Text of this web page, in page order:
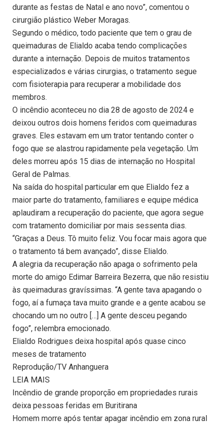
durante as festas de Natal e ano novo”, comentou o
cirurgião plástico Weber Moragas.
Segundo o médico, todo paciente que tem o grau de
queimaduras de Elialdo acaba tendo complicações
durante a internação. Depois de muitos tratamentos
especializados e várias cirurgias, o tratamento segue
com fisioterapia para recuperar a mobilidade dos
membros.
O incêndio aconteceu no dia 28 de agosto de 2024 e
deixou outros dois homens feridos com queimaduras
graves. Eles estavam em um trator tentando conter o
fogo que se alastrou rapidamente pela vegetação. Um
deles morreu após 15 dias de internação no Hospital
Geral de Palmas.
Na saída do hospital particular em que Elialdo fez a
maior parte do tratamento, familiares e equipe médica
aplaudiram a recuperação do paciente, que agora segue
com tratamento domiciliar por mais sessenta dias.
“Graças a Deus. Tô muito feliz. Vou focar mais agora que
o tratamento tá bem avançado”, disse Elialdo.
A alegria da recuperação não apaga o sofrimento pela
morte do amigo Edimar Barreira Bezerra, que não resistiu
às queimaduras gravíssimas. “A gente tava apagando o
fogo, aí a fumaça tava muito grande e a gente acabou se
chocando um no outro […] A gente desceu pegando
fogo”, relembra emocionado.
Elialdo Rodrigues deixa hospital após quase cinco
meses de tratamento
Reprodução/TV Anhanguera
LEIA MAIS
Incêndio de grande proporção em propriedades rurais
deixa pessoas feridas em Buritirana
Homem morre após tentar apagar incêndio em zona rural